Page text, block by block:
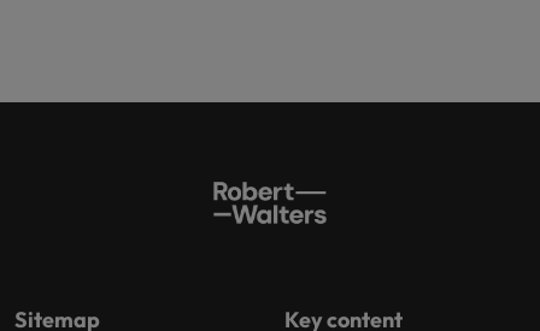
Sitemap Key content